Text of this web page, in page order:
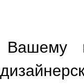
Вашему